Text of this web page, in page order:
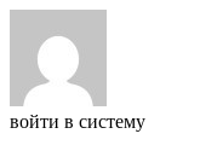
войти в систему